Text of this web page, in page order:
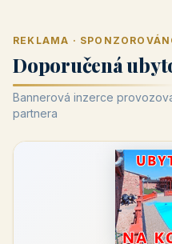
REKLAMA ·
Doporučená
Bannerová inzerce
partnera